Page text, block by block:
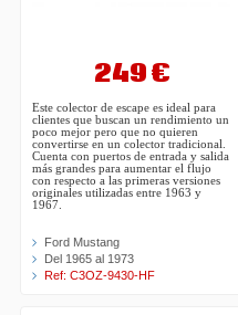
249 €
Este colector de escape es ideal para
clientes que buscan un rendimiento un
poco mejor pero que no quieren
convertirse en un colector tradicional.
Cuenta con puertos de entrada y salida
más grandes para aumentar el flujo
con respecto a las primeras versiones
originales utilizadas entre 1963 y
1967.
Ford Mustang
Del 1965 al 1973
Ref: C3OZ-9430-HF